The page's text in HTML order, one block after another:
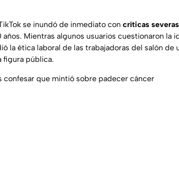
se inundó de inmediato con críticas
años. Mientras algunos usuarios cuestionaron la
la ética laboral de las trabajadoras del salón de
figura pública.
confesar que mintió sobre padecer cáncer